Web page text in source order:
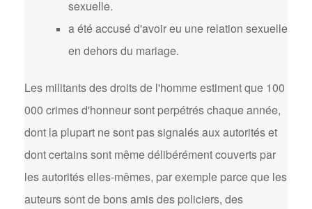
sexuelle.
a été accusé d'avoir eu une relation sexuelle
en dehors du mariage.
Les militants des droits de l'homme estiment que 100
000 crimes d'honneur sont perpétrés chaque année,
dont la plupart ne sont pas signalés aux autorités et
dont certains sont même délibérément couverts par
les autorités elles-mêmes, par exemple parce que les
auteurs sont de bons amis des policiers, des